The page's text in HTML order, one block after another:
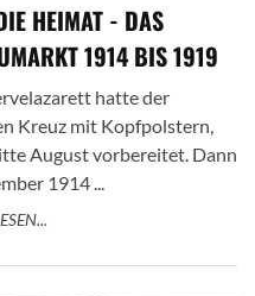
HEIMAT - DAS
1914 BIS 1919
hatte der
Kreuz mit Kopfpolstern,
August vorbereitet. Dann
1914 ...